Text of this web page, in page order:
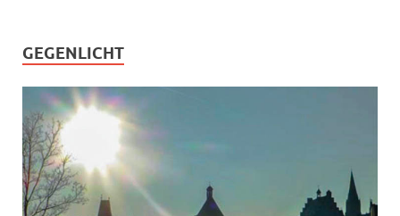
GEGENLICHT